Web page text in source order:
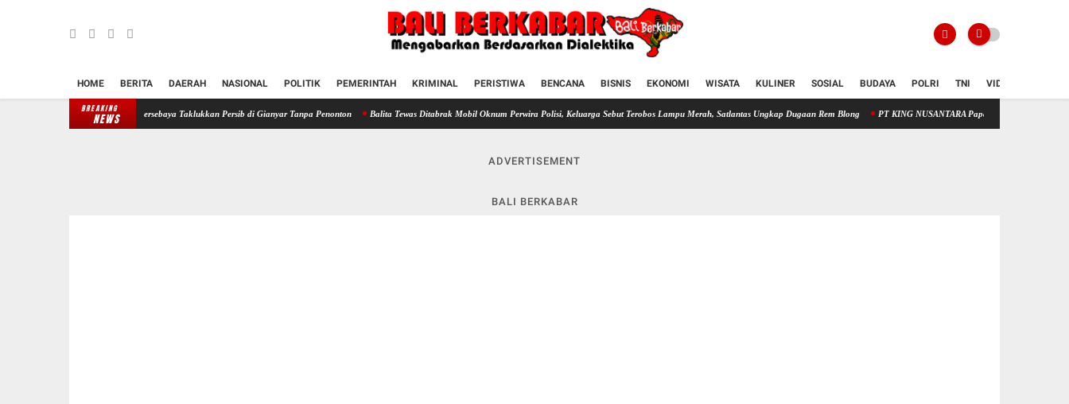
HOME BERITA DAERAH NASIONAL POLITIK PEMERINTAH KRIMINAL PERISTIWA BENCANA BISNIS EKONOMI WISATA KULINER SOSIAL BUDAYA POLRI TNI VIDIO
BREAKING
NEWS
Piala Presiden 2026, Persebaya Taklukkan Persib di Gianyar Tanpa Penonton Balita Tewas Ditabrak Mobil Oknum Perwira Polisi, Keluarga Sebut Terobos Lampu Merah, Satlantas Ungkap Dugaan Rem Blong PT KING NUSANTARA Paparkan Proyek Desalinasi Air
ADVERTISEMENT
BALI BERKABAR